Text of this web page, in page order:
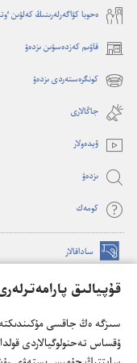
قۇپيالىق
ە‌حوبا كۋاگە‌رلە‌رىنىڭ كە‌لۋىن
قاۋىم كەزدەسۋىن ىزدەۋ
(opens
new
window)
كونگرەستەردى ىزدەۋ
(opens
new
window)
جاڭالارى
ۆيدە‌ولار
ىزدە‌ۋ
كومە‌ك
ساداقالار
(opens
window) كۇزەت مۇناراسىنىڭ تورداعى
new
window)
JW Hub
®
(opens